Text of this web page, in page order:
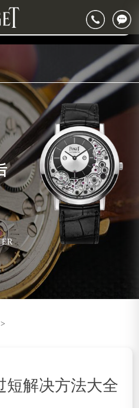
▲
▼
后客户服务热线：400-882-0752
最新网点地址：
上海市徐汇区虹桥路3号港汇中心写字楼2座37层3705室（需提前预约）
上海市徐汇区虹桥路3号港汇中心2座37层3705室伯爵售后服务中心（需提前预约）
>
短解决方法大全